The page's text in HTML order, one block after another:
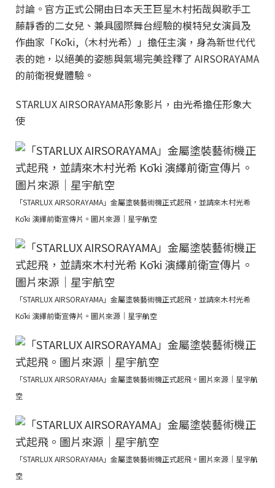
討論。官方正式公開由日本天王巨星木村拓哉與歌手工
藤靜香的二女兒、兼具國際舞台經驗的模特兒女演員及
作曲家「Kōki,（木村光希）」擔任主演，身為新世代代
表的她，以絕美的姿態與氣場完美詮釋了 AIRSORAYAMA
的前衛視覺體驗。
STARLUX AIRSORAYAMA形象影片，由光希擔任形象大
使
「STARLUX AIRSORAYAMA」金屬塗裝藝術機正式起飛，並請來木村光希
Kōki 演繹前衛宣傳片。圖片來源｜星宇航空
「STARLUX AIRSORAYAMA」金屬塗裝藝術機正式起飛，並請來木村光希
Kōki 演繹前衛宣傳片。圖片來源｜星宇航空
「STARLUX AIRSORAYAMA」金屬塗裝藝術機正式起飛。圖片來源｜星宇航
空
「STARLUX AIRSORAYAMA」金屬塗裝藝術機正式起飛。圖片來源｜星宇航
空